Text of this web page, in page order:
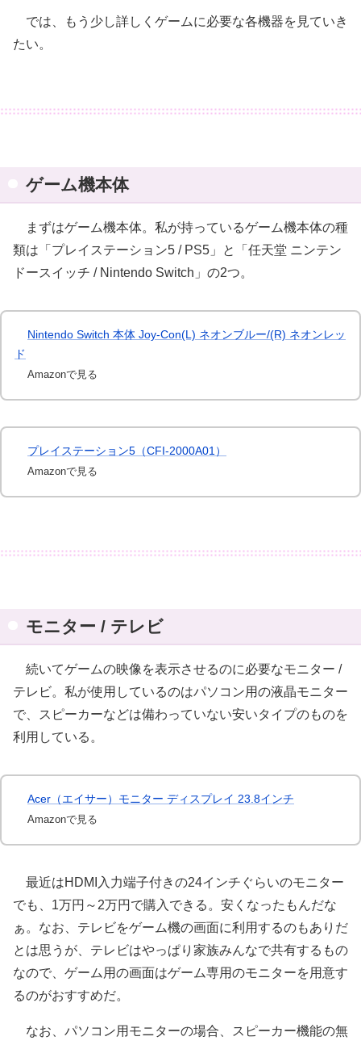
では、もう少し詳しくゲームに必要な各機器を見ていき
たい。
ゲーム機本体
まずはゲーム機本体。私が持っているゲーム機本体の種
類は「プレイステーション5 / PS5」と「任天堂 ニンテン
ドースイッチ / Nintendo Switch」の2つ。
Nintendo Switch 本体 Joy-Con(L) ネオンブルー/(R) ネオンレッ
ド
Amazonで見る
プレイステーション5（CFI-2000A01）
Amazonで見る
モニター / テレビ
続いてゲームの映像を表示させるのに必要なモニター /
テレビ。私が使用しているのはパソコン用の液晶モニター
で、スピーカーなどは備わっていない安いタイプのものを
利用している。
Acer（エイサー）モニター ディスプレイ 23.8インチ
Amazonで見る
最近はHDMI入力端子付きの24インチぐらいのモニター
でも、1万円～2万円で購入できる。安くなったもんだな
ぁ。なお、テレビをゲーム機の画面に利用するのもありだ
とは思うが、テレビはやっぱり家族みんなで共有するもの
なので、ゲーム用の画面はゲーム専用のモニターを用意す
るのがおすすめだ。
なお、パソコン用モニターの場合、スピーカー機能の無